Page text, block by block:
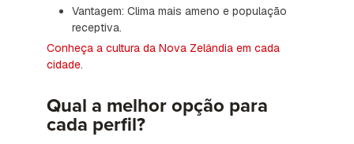
Vantagem: Clima mais ameno e população
receptiva.
Conheça a cultura da Nova Zelândia em cada
cidade.
Qual a melhor opção para
cada perfil?